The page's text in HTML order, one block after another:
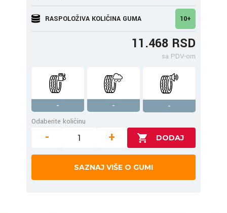
RASPOLOŽIVA KOLIČINA GUMA 10+
11.468 RSD
sa PDV-om
- -
-
Odaberite količinu
- +
SAZNAJ VIŠE O GUMI